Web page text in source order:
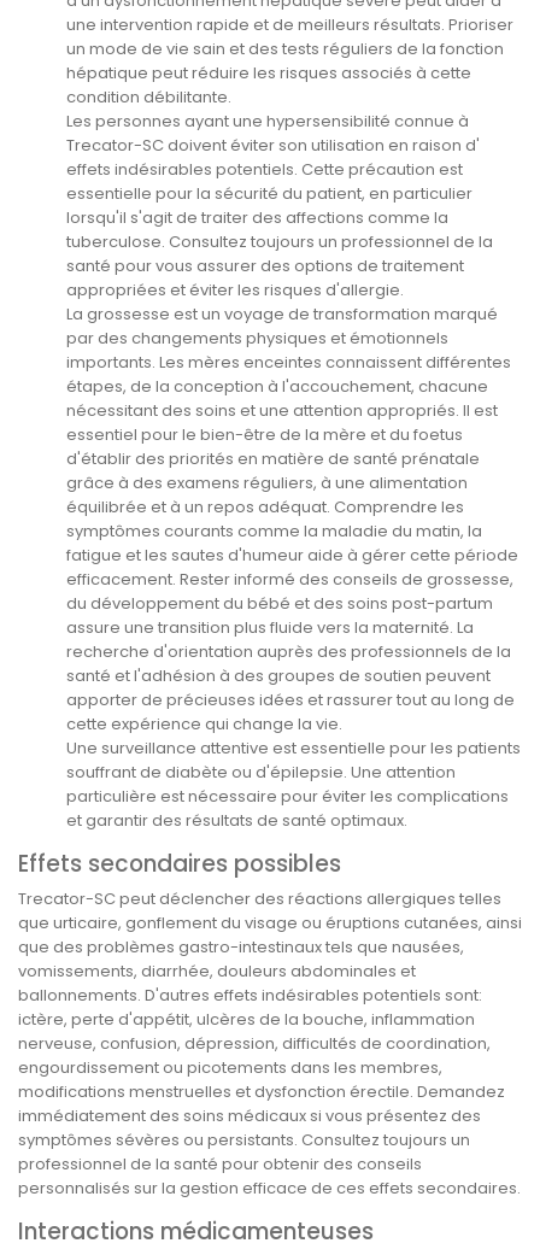
une intervention rapide et de meilleurs résultats. Prioriser
un mode de vie sain et des tests réguliers de la fonction
hépatique peut réduire les risques associés à cette
condition débilitante.
Les personnes ayant une hypersensibilité connue à
Trecator-SC doivent éviter son utilisation en raison d'
effets indésirables potentiels. Cette précaution est
essentielle pour la sécurité du patient, en particulier
lorsqu'il s'agit de traiter des affections comme la
tuberculose. Consultez toujours un professionnel de la
santé pour vous assurer des options de traitement
appropriées et éviter les risques d'allergie.
La grossesse est un voyage de transformation marqué
par des changements physiques et émotionnels
importants. Les mères enceintes connaissent différentes
étapes, de la conception à l'accouchement, chacune
nécessitant des soins et une attention appropriés. Il est
essentiel pour le bien-être de la mère et du foetus
d'établir des priorités en matière de santé prénatale
grâce à des examens réguliers, à une alimentation
équilibrée et à un repos adéquat. Comprendre les
symptômes courants comme la maladie du matin, la
fatigue et les sautes d'humeur aide à gérer cette période
efficacement. Rester informé des conseils de grossesse,
du développement du bébé et des soins post-partum
assure une transition plus fluide vers la maternité. La
recherche d'orientation auprès des professionnels de la
santé et l'adhésion à des groupes de soutien peuvent
apporter de précieuses idées et rassurer tout au long de
cette expérience qui change la vie.
Une surveillance attentive est essentielle pour les patients
souffrant de diabète ou d'épilepsie. Une attention
particulière est nécessaire pour éviter les complications
et garantir des résultats de santé optimaux.
Effets secondaires possibles
Trecator-SC peut déclencher des réactions allergiques telles
que urticaire, gonflement du visage ou éruptions cutanées, ainsi
que des problèmes gastro-intestinaux tels que nausées,
vomissements, diarrhée, douleurs abdominales et
ballonnements. D'autres effets indésirables potentiels sont:
ictère, perte d'appétit, ulcères de la bouche, inflammation
nerveuse, confusion, dépression, difficultés de coordination,
engourdissement ou picotements dans les membres,
modifications menstruelles et dysfonction érectile. Demandez
immédiatement des soins médicaux si vous présentez des
symptômes sévères ou persistants. Consultez toujours un
professionnel de la santé pour obtenir des conseils
personnalisés sur la gestion efficace de ces effets secondaires.
Interactions médicamenteuses